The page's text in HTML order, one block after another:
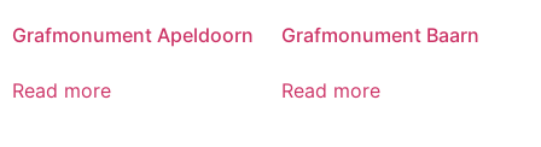
Grafmonument Apeldoorn
Read more
Grafmonument Baarn
Read more